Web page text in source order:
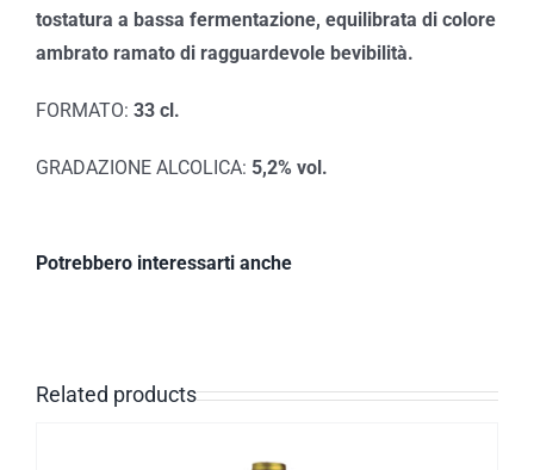
tostatura a bassa fermentazione, equilibrata di colore
ambrato ramato di ragguardevole bevibilità.
FORMATO: 33 cl.
GRADAZIONE ALCOLICA: 5,2% vol.
Potrebbero interessarti anche
Related products